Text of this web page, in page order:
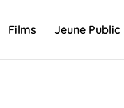
Films Jeune Public